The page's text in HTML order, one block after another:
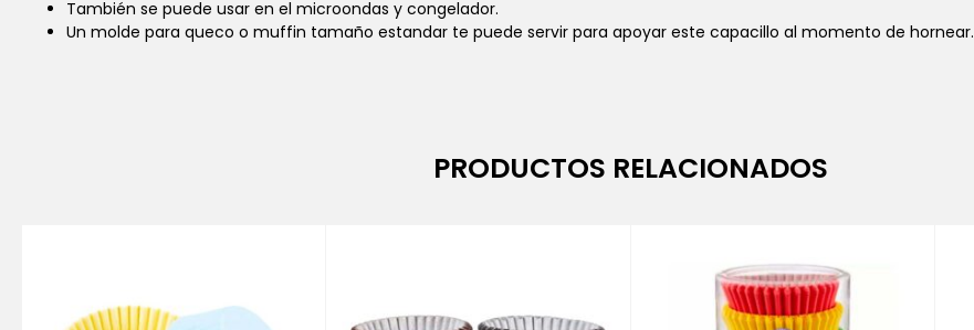
También se puede usar en el microondas y congelador.
Un molde para queco o muffin tamaño estandar te puede servir para apoyar este capacillo al momento de hornear.
PRODUCTOS RELACIONADOS